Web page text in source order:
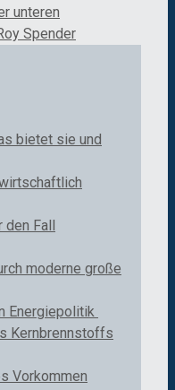
unteren
Spender
bietet sie und
den Fall
moderne große
Energiepolitik
Kernbrennstoffs
Vorkommen